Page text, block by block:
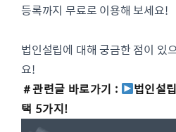
등록까지 무료로 이용해 보세요!
법인설립에 대해 궁금한 점이 있
요!
＃관련글 바로가기 :
법인설
택 5가지!